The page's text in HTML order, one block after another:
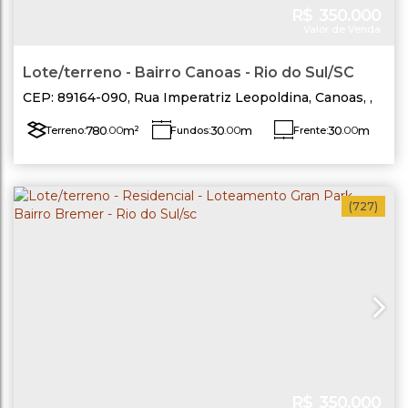
Lote/terreno - Bairro Canoas - Rio do Sul/SC
CEP: 89164-090, Rua Imperatriz Leopoldina, Canoas ,
Terreno:780.00m² Fundos:30.00m Frente:30.00m
(727)